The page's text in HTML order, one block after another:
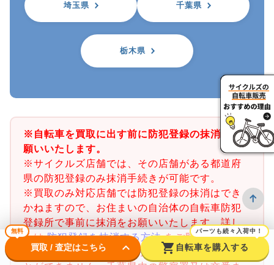
埼玉県 千葉県
栃木県
※自転車を買取に出す前に防犯登録の抹消をお
願いいたします。
※サイクルズ店舗では、その店舗がある都道府
県の防犯登録のみ抹消手続きが可能です。
※買取のみ対応店舗では防犯登録の抹消はでき
かねますので、お住まいの自治体の自転車防犯
登録所で事前に抹消をお願いいたします。詳し
くは防犯登録を抹消する方法をご覧ください。
※千葉県の防犯登録抹消手続きは店舗で行うこ
無料
買取 / 査定はこちら keyboard_arrow_down shopping_cart
パーツも続々入荷中！
自転車を購入する